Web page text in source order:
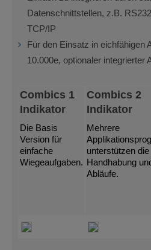
Datenschnittstellen, z.B.
TCP/IP
Für den Einsatz in eichfähigen
10.000e, optionaler integrierter
Combics 1
Indikator
Die Basis
Version für
einfache
Wiegeaufgaben.
Combics 2
Indikator
Mehrere
unterstützen die
Handhabung
Abläufe.